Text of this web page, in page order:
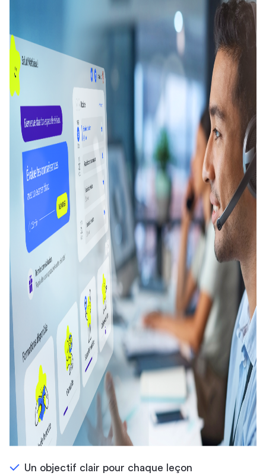
Un objectif clair pour chaque leçon